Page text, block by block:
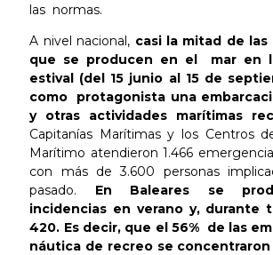
las normas.
A nivel nacional, casi la mitad de las
que se producen en el mar en
estival (del 15 junio al 15 de
como protagonista una
y otras actividades marítimas
Capitanías Marítimas y los Centros
Marítimo atendieron 1.466
con más de 3.600 personas
pasado. En Baleares se
incidencias en verano y, durante
420. Es decir, que el 56% de las
náutica de recreo se